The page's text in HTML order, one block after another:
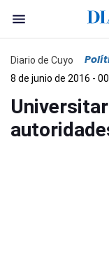
Diario de Cuyo
8 de junio de 2016 -